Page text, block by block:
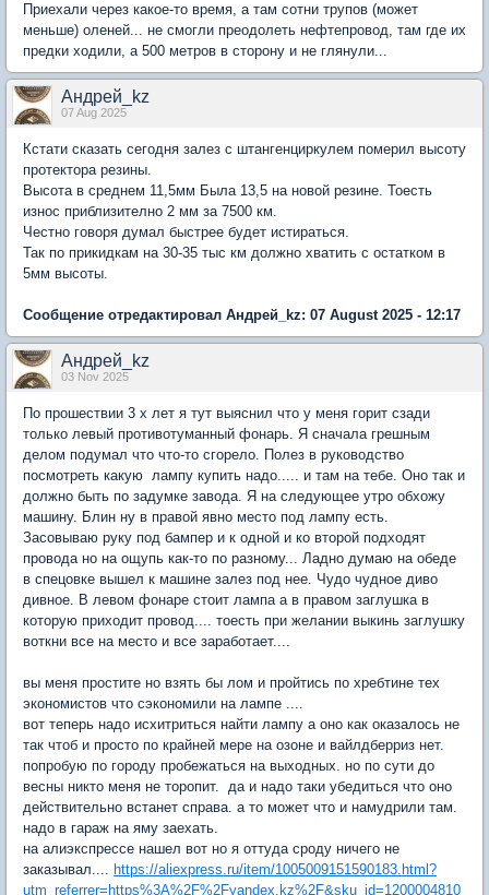
Приехали через какое-то время, а там сотни трупов (может
меньше) оленей... не смогли преодолеть нефтепровод, там где их
предки ходили, а 500 метров в сторону и не глянули...
Андрей_kz
07 Aug 2025
Кстати сказать сегодня залез с штангенциркулем померил высоту
протектора резины.
Высота в среднем 11,5мм Была 13,5 на новой резине. Тоесть
износ приблизително 2 мм за 7500 км.
Честно говоря думал быстрее будет истираться.
Так по прикидкам на 30-35 тыс км должно хватить с остатком в
5мм высоты.
Сообщение отредактировал Андрей_kz: 07 August 2025 - 12:17
Андрей_kz
03 Nov 2025
По прошествии 3 х лет я тут выяснил что у меня горит сзади
только левый противотуманный фонарь. Я сначала грешным
делом подумал что что-то сгорело. Полез в руководство
посмотреть какую лампу купить надо..... и там на тебе. Оно так и
должно быть по задумке завода. Я на следующее утро обхожу
машину. Блин ну в правой явно место под лампу есть.
Засовываю руку под бампер и к одной и ко второй подходят
провода но на ощупь как-то по разному... Ладно думаю на обеде
в спецовке вышел к машине залез под нее. Чудо чудное диво
дивное. В левом фонаре стоит лампа а в правом заглушка в
которую приходит провод.... тоесть при желании выкинь заглушку
воткни все на место и все заработает....
вы меня простите но взять бы лом и пройтись по хребтине тех
экономистов что сэкономили на лампе ....
вот теперь надо исхитриться найти лампу а оно как оказалось не
так чтоб и просто по крайней мере на озоне и вайлдберриз нет.
попробую по городу пробежаться на выходных. но по сути до
весны никто меня не торопит. да и надо таки убедиться что оно
действительно встанет справа. а то может что и намудрили там.
надо в гараж на яму заехать.
на алиэкспрессе нашел вот но я оттуда сроду ничего не
заказывал.... https://aliexpress.ru/item/1005009151590183.html?
utm_referrer=https%3A%2F%2Fyandex.kz%2F&sku_id=1200004810